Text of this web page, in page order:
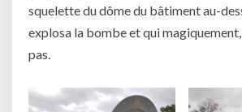
squelette du dôme du bâtiment au-
explosa la bombe et qui magiquement,
pas.